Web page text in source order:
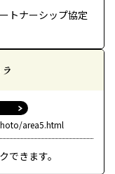
トナーシップ協定
area5.html
できます。